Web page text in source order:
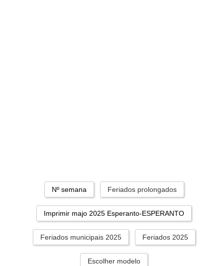
Nº semana Feriados prolongados
Imprimir majo 2025 Esperanto-ESPERANTO
Feriados municipais 2025 Feriados 2025
Escolher modelo